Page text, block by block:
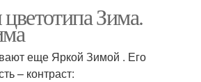
Зима.
еще Яркой Зимой . Его
– контраст: